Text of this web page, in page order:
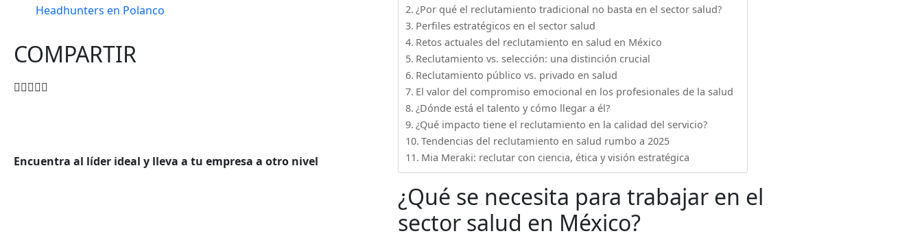
Headhunters en Polanco
COMPARTIR
Encuentra al líder ideal y lleva a tu empresa a otro nivel
¿Por qué el reclutamiento tradicional no basta en el sector salud?
Perfiles estratégicos en el sector salud
Retos actuales del reclutamiento en salud en México
Reclutamiento vs. selección: una distinción crucial
Reclutamiento público vs. privado en salud
El valor del compromiso emocional en los profesionales de la salud
¿Dónde está el talento y cómo llegar a él?
¿Qué impacto tiene el reclutamiento en la calidad del servicio?
Tendencias del reclutamiento en salud rumbo a 2025
Mia Meraki: reclutar con ciencia, ética y visión estratégica
¿Qué se necesita para trabajar en el
sector salud en México?